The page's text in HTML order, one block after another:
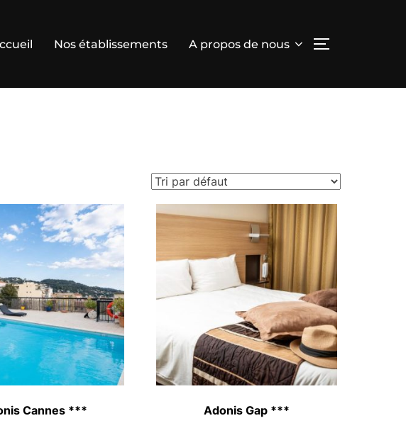
Nos établissements A propos de nous PERMUTER
Cannes *** Adonis Gap ***